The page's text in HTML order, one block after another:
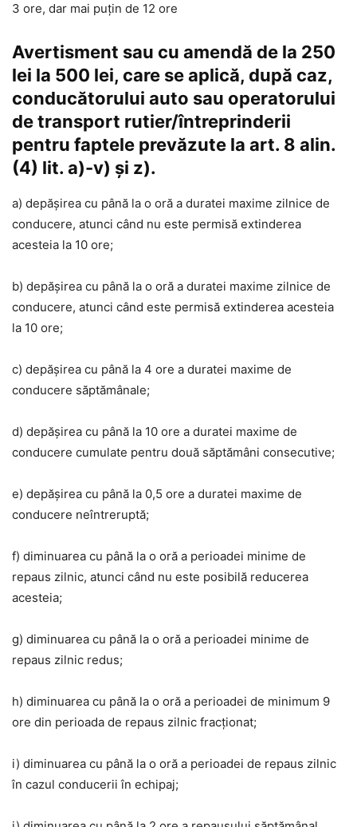
3 ore, dar mai puțin de 12 ore
Avertisment sau cu amendă de la 250
lei la 500 lei, care se aplică, după caz,
conducătorului auto sau operatorului
de transport rutier/întreprinderii
pentru faptele prevăzute la art. 8 alin.
(4) lit. a)-v) și z).
a) depășirea cu până la o oră a duratei maxime zilnice de
conducere, atunci când nu este permisă extinderea
acesteia la 10 ore;
b) depășirea cu până la o oră a duratei maxime zilnice de
conducere, atunci când este permisă extinderea acesteia
la 10 ore;
c) depășirea cu până la 4 ore a duratei maxime de
conducere săptămânale;
d) depășirea cu până la 10 ore a duratei maxime de
conducere cumulate pentru două săptămâni consecutive;
e) depășirea cu până la 0,5 ore a duratei maxime de
conducere neîntreruptă;
f) diminuarea cu până la o oră a perioadei minime de
repaus zilnic, atunci când nu este posibilă reducerea
acesteia;
g) diminuarea cu până la o oră a perioadei minime de
repaus zilnic redus;
h) diminuarea cu până la o oră a perioadei de minimum 9
ore din perioada de repaus zilnic fracționat;
i) diminuarea cu până la o oră a perioadei de repaus zilnic
în cazul conducerii în echipaj;